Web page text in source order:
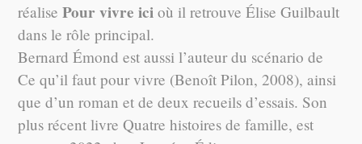
réalisePour vivre ici où il retrouve Élise Guilbault
dans le rôle principal.
Bernard Émond est aussi l’auteur du scénario de
Ce qu’il faut pour vivre (Benoît Pilon, 2008), ainsi
que d’un roman et de deux recueils d’essais. Son
plus récent livre Quatre histoires de famille, est